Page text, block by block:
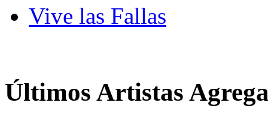
Vive las Fallas
Últimos Artistas